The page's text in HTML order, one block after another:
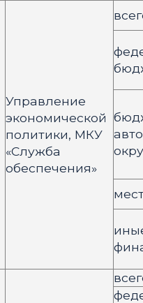
Управление
экономической
политики, МКУ
«Служба
обеспечения»